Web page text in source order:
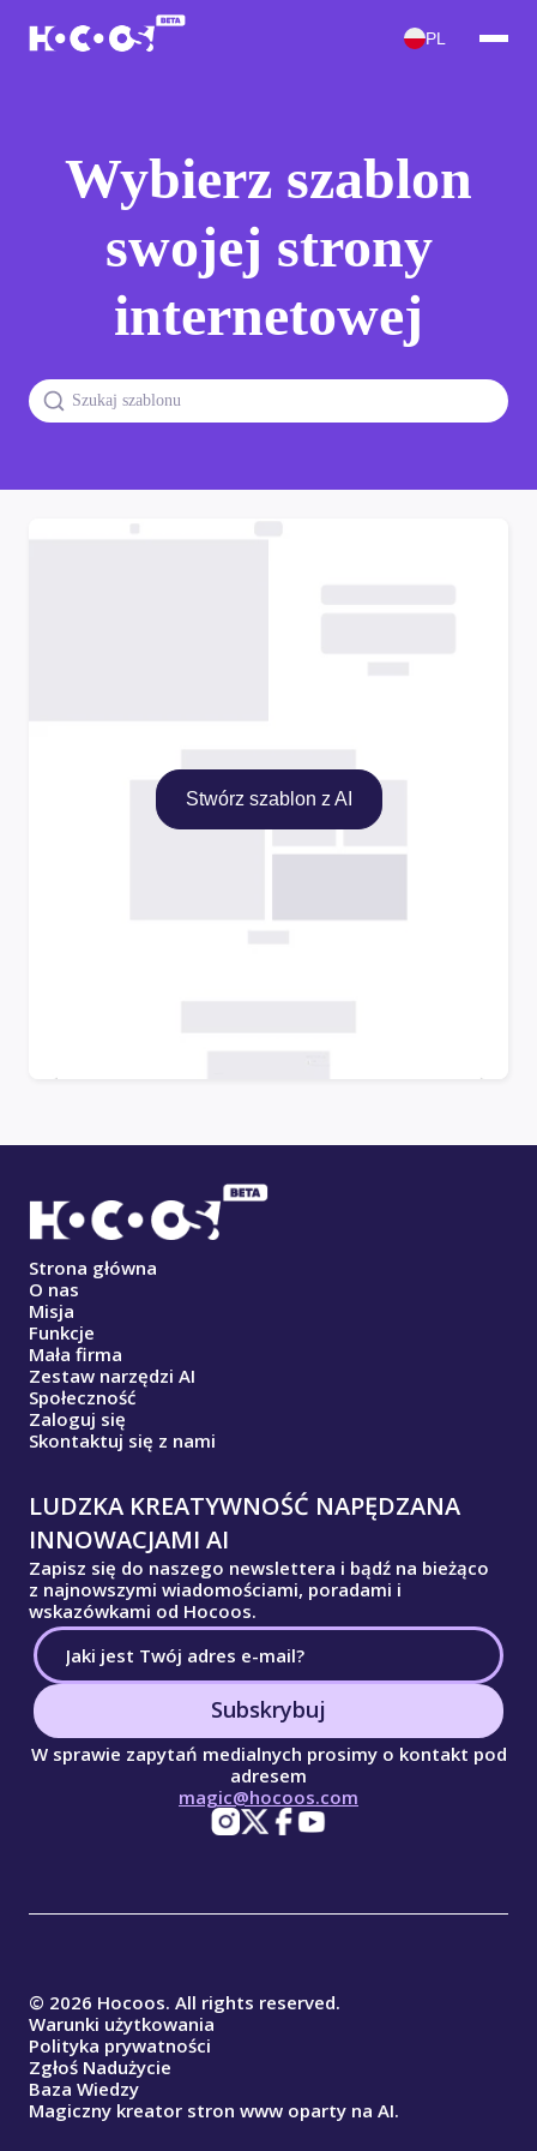
PL
Wybierz szablon
swojej strony
internetowej
Stwórz szablon z AI
Strona główna
O nas
Misja
Funkcje
Mała firma
Zestaw narzędzi AI
Społeczność
Zaloguj się
Skontaktuj się z nami
LUDZKA KREATYWNOŚĆ NAPĘDZANA
INNOWACJAMI AI
Zapisz się do naszego newslettera i bądź na bieżąco
z najnowszymi wiadomościami, poradami i
wskazówkami od Hocoos.
Subskrybuj
W sprawie zapytań medialnych prosimy o kontakt pod
adresem
magic@hocoos.com
© 2026 Hocoos. All rights reserved.
Warunki użytkowania
Polityka prywatności
Zgłoś Nadużycie
Baza Wiedzy
Magiczny kreator stron www oparty na AI.